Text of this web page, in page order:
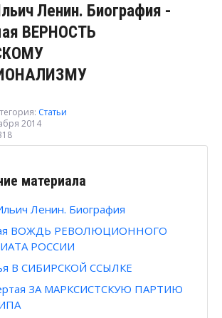
Ленин. Биография -
ВЕРНОСТЬ
Статьи
2014
материала
Ленин. Биография
ВОЖДЬ РЕВОЛЮЦИОННОГО
РОССИИ
В СИБИРСКОЙ ССЫЛКЕ
ЗА МАРКСИСТСКУЮ ПАРТИЮ